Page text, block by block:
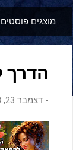
ש
מוצגים
הדרך
- דצמבר 23, 2023